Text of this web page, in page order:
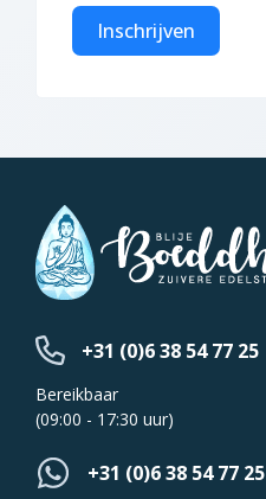
Inschrijven
+31 (0)6 38 54 77 25
Bereikbaar
(09:00 - 17:30 uur)
+31 (0)6 38 54 77 25